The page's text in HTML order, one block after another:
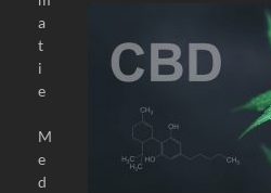
a
t
i
e
M
e
d